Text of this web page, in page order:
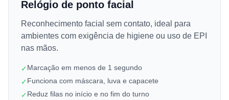
Relógio de ponto facial
Reconhecimento facial sem contato, ideal para
ambientes com exigência de higiene ou uso de EPI
nas mãos.
✓Marcação em menos de 1 segundo
✓Funciona com máscara, luva e capacete
✓Reduz filas no início e no fim do turno